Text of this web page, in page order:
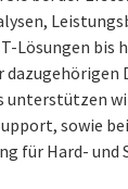
Lösungen bis
unterstützen
sowie
für Hard- und